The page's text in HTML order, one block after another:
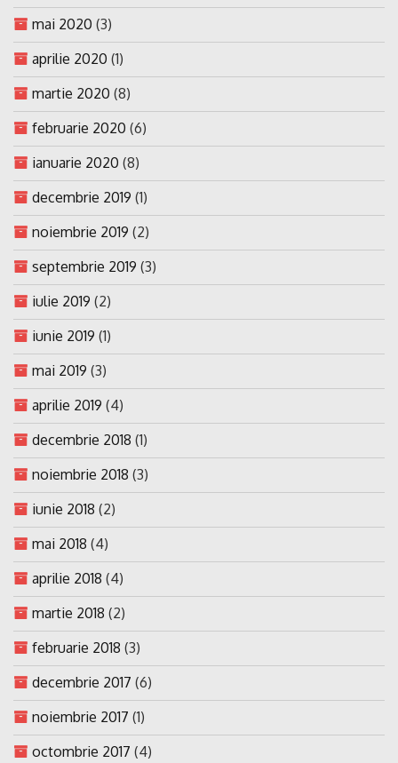
mai 2020 (3)
aprilie 2020 (1)
martie 2020 (8)
februarie 2020 (6)
ianuarie 2020 (8)
decembrie 2019 (1)
noiembrie 2019 (2)
septembrie 2019 (3)
iulie 2019 (2)
iunie 2019 (1)
mai 2019 (3)
aprilie 2019 (4)
decembrie 2018 (1)
noiembrie 2018 (3)
iunie 2018 (2)
mai 2018 (4)
aprilie 2018 (4)
martie 2018 (2)
februarie 2018 (3)
decembrie 2017 (6)
noiembrie 2017 (1)
octombrie 2017 (4)